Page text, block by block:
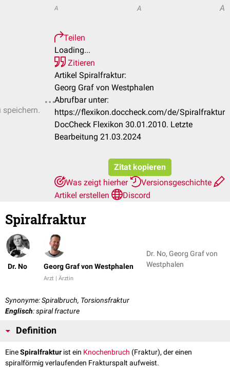
speichern.
A A A
Teilen
Loading...
Zitieren
Artikel Spiralfraktur:
Georg Graf von Westphalen
Abrufbar unter:
https://flexikon.doccheck.com/de/Spiralfraktur
DocCheck Flexikon 30.01.2010. Letzte
Bearbeitung 21.03.2024
Zitat kopieren
Was zeigt hierher
Versionsgeschichte
Artikel erstellen
Discord
Spiralfraktur
Dr. No Georg Graf von Westphalen
Arzt | Ärztin
Dr. No, Georg Graf von
Westphalen
Synonyme: Spiralbruch, Torsionsfraktur
Englisch: spiral fracture
Definition
EineSpiralfraktur ist ein Knochenbruch (Fraktur), der einen
spiralförmig verlaufenden Frakturspalt aufweist.